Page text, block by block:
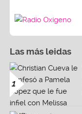
Las más leidas
1